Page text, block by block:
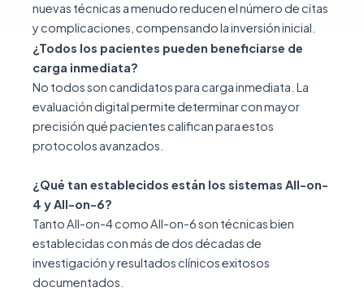
nuevas técnicas a menudo reducen el número de citas
y complicaciones, compensando la inversión inicial.
¿Todos los pacientes pueden beneficiarse de
carga inmediata?
No todos son candidatos para carga inmediata. La
evaluación digital permite determinar con mayor
precisión qué pacientes califican para estos
protocolos avanzados.
¿Qué tan establecidos están los sistemas All-on-
4 y All-on-6?
Tanto All-on-4 como All-on-6 son técnicas bien
establecidas con más de dos décadas de
investigación y resultados clínicos exitosos
documentados.